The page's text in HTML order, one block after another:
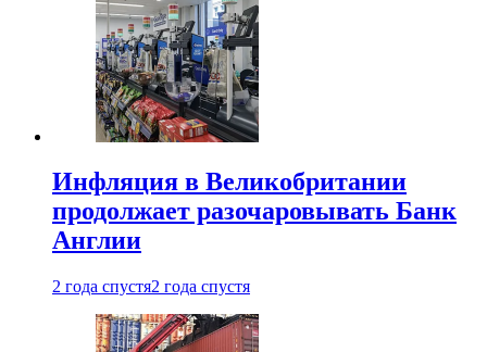
Инфляция в Великобритании
продолжает разочаровывать Банк
Англии
2 года спустя2 года спустя